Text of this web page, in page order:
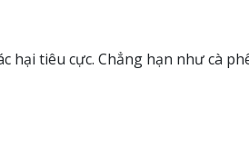
tiêu cực. Chẳng hạn như cà